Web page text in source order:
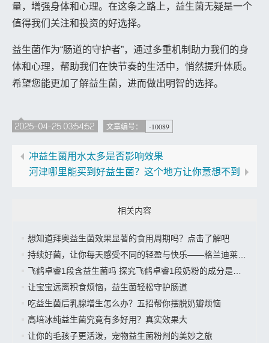
量，增强身体和心理。在这条之路上，益生菌无疑是一个
值得我们关注和投资的好选择。
益生菌作为“肠道的守护者”，通过多重机制助力我们的身
体和心理，帮助我们在快节奏的生活中，悄然提升体质。
希望您能更加了解益生菌，进而做出明智的选择。
2025-04-25 03:54:52 文章编号： -10089
冲益生菌用水太多是否影响效果
河津哪里能买到好益生菌？这个地方让你意想不到
相关内容
想知道拜奥益生菌效果显著的食用周期吗？点击了解吧
持续好菌，让你每天感受不同的轻盈与快乐——格兰迪莱益生菌来袭”
飞鹤卓睿1段含益生菌吗 探究飞鹤卓睿1段奶粉的成分是否有益生菌
让宝宝远离积食烦恼，益生菌轻松守护肠道
吃益生菌后乳腺增生怎么办？五招帮你摆脱奶瓣烦恼
高培冰纯益生菌究竟有多好用？真实效果大
让你的毛孩子更活泼，宠物益生菌粉剂的美妙之旅